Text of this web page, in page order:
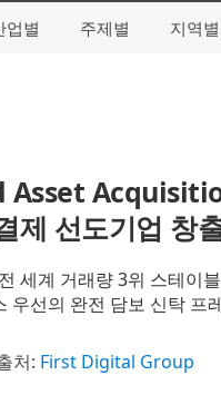
업별 주제별 지역별
Asset
제 선도기업 창
세계 거래량 3위 스테이
우선의 완전 담보 신탁
처: First Digital Group